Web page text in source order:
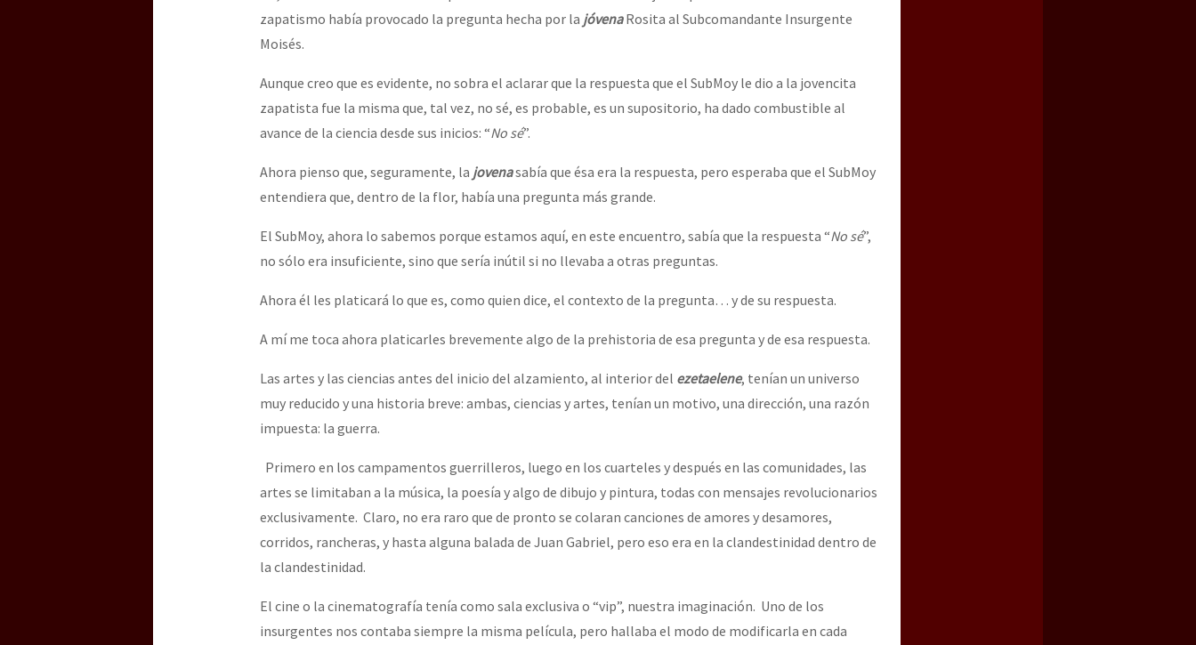
“Sonhando a Terra do Bem Virá” se publica no Estado Espanhol
Se o México sabe, que o mundo saiba! Nossas lutas pela memória, a justiça e a dignidade
[25 abr – CDMX] Tokín por el CNI: 30 años de Resistencia y Rebeldía
zapatismo había provocado la pregunta hecha por la jóvenaRosita al Subcomandante Insurgente
Moisés.
Aunque creo que es evidente, no sobra el aclarar que la respuesta que el SubMoy le dio a la jovencita
zapatista fue la misma que, tal vez, no sé, es probable, es un supositorio, ha dado combustible al
avance de la ciencia desde sus inicios: “No sé”.
Ahora pienso que, seguramente, la jovenasabía que ésa era la respuesta, pero esperaba que el SubMoy
entendiera que, dentro de la flor, había una pregunta más grande.
El SubMoy, ahora lo sabemos porque estamos aquí, en este encuentro, sabía que la respuesta “No sé”,
no sólo era insuficiente, sino que sería inútil si no llevaba a otras preguntas.
Ahora él les platicará lo que es, como quien dice, el contexto de la pregunta… y de su respuesta.
A mí me toca ahora platicarles brevemente algo de la prehistoria de esa pregunta y de esa respuesta.
Las artes y las ciencias antes del inicio del alzamiento, al interior del ezetaelene, tenían un universo
muy reducido y una historia breve: ambas, ciencias y artes, tenían un motivo, una dirección, una razón
impuesta: la guerra.
Primero en los campamentos guerrilleros, luego en los cuarteles y después en las comunidades, las
artes se limitaban a la música, la poesía y algo de dibujo y pintura, todas con mensajes revolucionarios
exclusivamente. Claro, no era raro que de pronto se colaran canciones de amores y desamores,
corridos, rancheras, y hasta alguna balada de Juan Gabriel, pero eso era en la clandestinidad dentro de
la clandestinidad.
El cine o la cinematografía tenía como sala exclusiva o “vip”, nuestra imaginación. Uno de los
insurgentes nos contaba siempre la misma película, pero hallaba el modo de modificarla en cada